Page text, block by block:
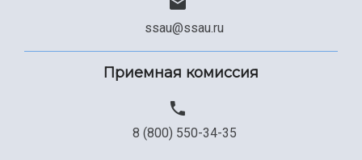
ssau@ssau.ru
Приемная комиссия
8 (800) 550-34-35